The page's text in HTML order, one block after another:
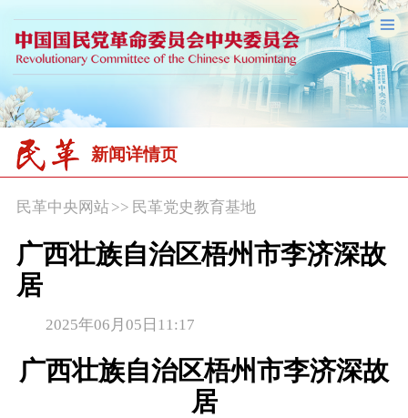
新闻详情页
民革中央网站>> 民革党史教育基地
广西壮族自治区梧州市李济深故
居
2025年06月05日11:17
广西壮族自治区梧州市李济深故
居